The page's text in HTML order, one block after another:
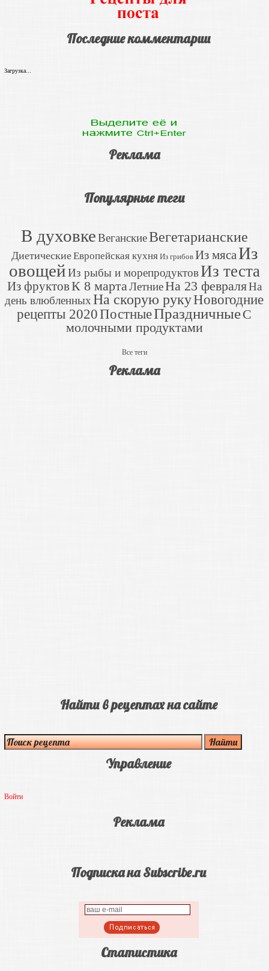
Последние комментарии
Загрузка...
Реклама
Популярные теги
В духовкеВеганскиеВегетарианские
ДиетическиеЕвропейская кухня Из грибов Из мясаИз
овощейИз рыбы и морепродуктовИз теста
Из фруктовК 8 мартаЛетниеНа 23 февраляНа
день влюбленных На скорую рукуНовогодние
рецепты 2020ПостныеПраздничныеС
молочными продуктами
Все теги
Реклама
Найти в рецептах на сайте
Управление
Войти
Реклама
Подписка на Subscribe.ru
Статистика